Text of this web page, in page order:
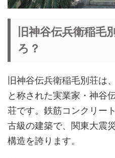
旧神谷伝兵衛稲毛
ろ？
旧神谷伝兵衛稲毛別荘は
と称された実業家・神谷
荘です。鉄筋コンクリー
古級の建築で、関東大震
構造を誇ります。